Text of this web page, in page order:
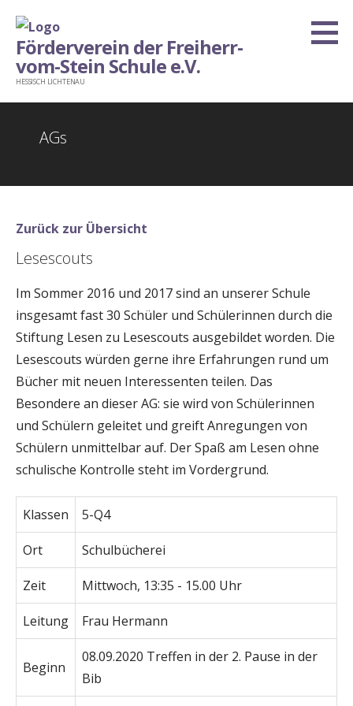
Inhalt
springen
Förderverein der Freiherr-
vom-Stein Schule e.V.
HESSISCH LICHTENAU
AGs
Zurück zur Übersicht
Lesescouts
Im Sommer 2016 und 2017 sind an unserer Schule
insgesamt fast 30 Schüler und Schülerinnen durch die
Stiftung Lesen zu Lesescouts ausgebildet worden. Die
Lesescouts würden gerne ihre Erfahrungen rund um
Bücher mit neuen Interessenten teilen. Das
Besondere an dieser AG: sie wird von Schülerinnen
und Schülern geleitet und greift Anregungen von
Schülern unmittelbar auf. Der Spaß am Lesen ohne
schulische Kontrolle steht im Vordergrund.
Klassen 5-Q4
Ort Schulbücherei
Zeit Mittwoch, 13:35 - 15.00 Uhr
Leitung Frau Hermann
Beginn
08.09.2020 Treffen in der 2. Pause in der
Bib